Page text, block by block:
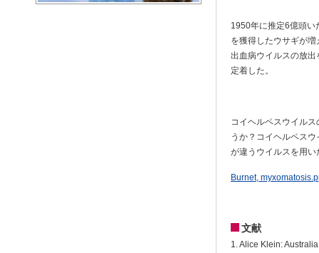
1950年に推定6億頭い
を獲得したウサギが
出血病ウイルスの放
定着した。
コイヘルペスウイル
うか？コイヘルペス
が違うウイルスを用
Burnet,
文献
1. Alice Klein: